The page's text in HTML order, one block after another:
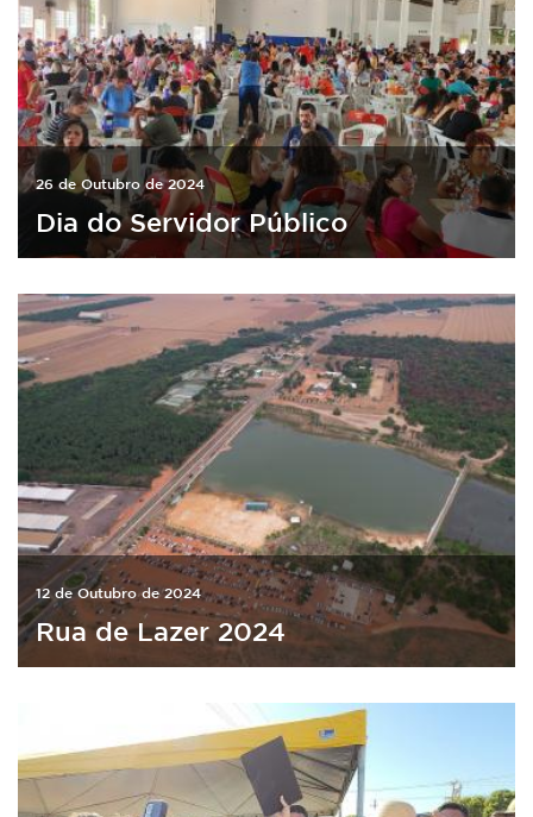
26 de Outubro de 2024
Dia do Servidor Público
12 de Outubro de 2024
Rua de Lazer 2024